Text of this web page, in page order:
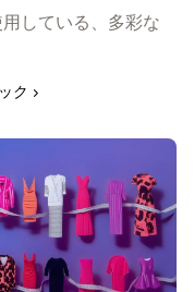
している、多彩な
ク